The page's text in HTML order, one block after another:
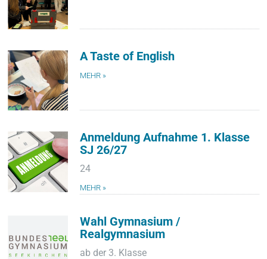
A Taste of English
MEHR »
Anmeldung Aufnahme 1. Klasse
SJ 26/27
24
MEHR »
Wahl Gymnasium /
Realgymnasium
ab der 3. Klasse